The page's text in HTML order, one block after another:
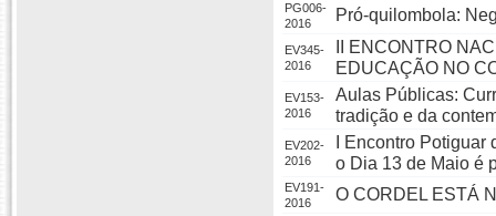
PG006-
2016
Pró-quilombola:
EV345-
2016
II ENCONTRO
EDUCAÇÃO NO
EV153-
2016
Aulas Públicas:
tradição e da
EV202-
2016
I Encontro
o Dia 13 de Maio é
EV191-
2016
O CORDEL ESTÁ